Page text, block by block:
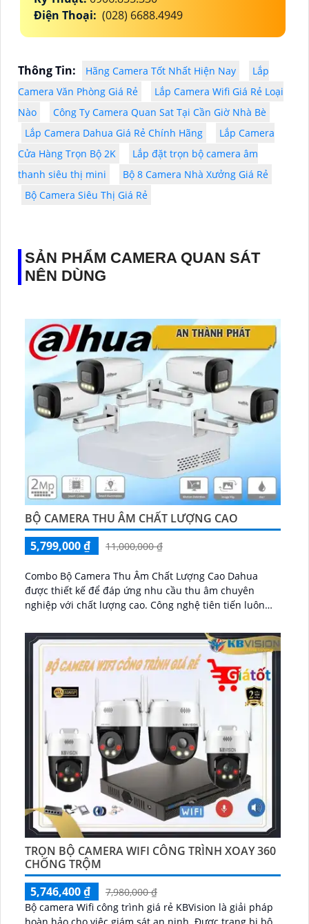
Điện Thoại: (028) 6688.4949
Thông Tin: Hãng Camera Tốt Nhất Hiện Nay
Lắp
Camera Văn Phòng Giá Rẻ
Lắp Camera Wifi Giá Rẻ Loại
Nào
Công Ty Camera Quan Sat Tại Cần Giờ Nhà Bè
Lắp Camera Dahua Giá Rẻ Chính Hãng
Lắp Camera
Cửa Hàng Trọn Bộ 2K
Lắp đặt trọn bộ camera âm
thanh siêu thị mini
Bộ 8 Camera Nhà Xưởng Giá Rẻ
Bộ Camera Siêu Thị Giá Rẻ
SẢN PHẨM CAMERA QUAN SÁT
NÊN DÙNG
BỘ CAMERA THU ÂM CHẤT LƯỢNG CAO
5,799,000 ₫
11,000,000 ₫
Combo Bộ Camera Thu Âm Chất Lượng Cao Dahua
được thiết kế để đáp ứng nhu cầu thu âm chuyên
nghiệp với chất lượng cao. Công nghệ tiên tiến luôn
toàn mang đến trải nghiệm tốt nhất cho người dùng...
TRỌN BỘ CAMERA WIFI CÔNG TRÌNH XOAY 360
CHỐNG TRỘM
5,746,400 ₫
7,980,000 ₫
Bộ camera Wifi công trình giá rẻ KBVision là giải pháp
hoàn hảo cho việc giám sát an ninh. Được trang bị bộ